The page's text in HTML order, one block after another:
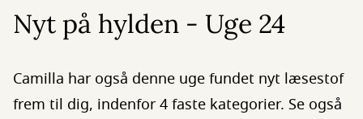
Nyt på hylden - Uge 24
Camilla har også denne uge fundet nyt læsestof
frem til dig, indenfor 4 faste kategorier. Se også